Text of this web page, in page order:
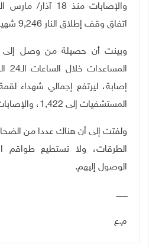
والإصابات منذ 18
اتفاق وقف إطلاق النار 9,246 شهيدا، و36,681 مصابا.
وبينت أن حصيلة من وصل إلى
إصابة، ليرتفع إجمالي شهداء
المستشفيات إلى 1,422، والإصابات إلى 10,067.
ولفتت إلى أن هناك عددا من
الطرقات، ولا تستطيع طواقم
الوصول إليهم.
ـــــــــ
م.ع